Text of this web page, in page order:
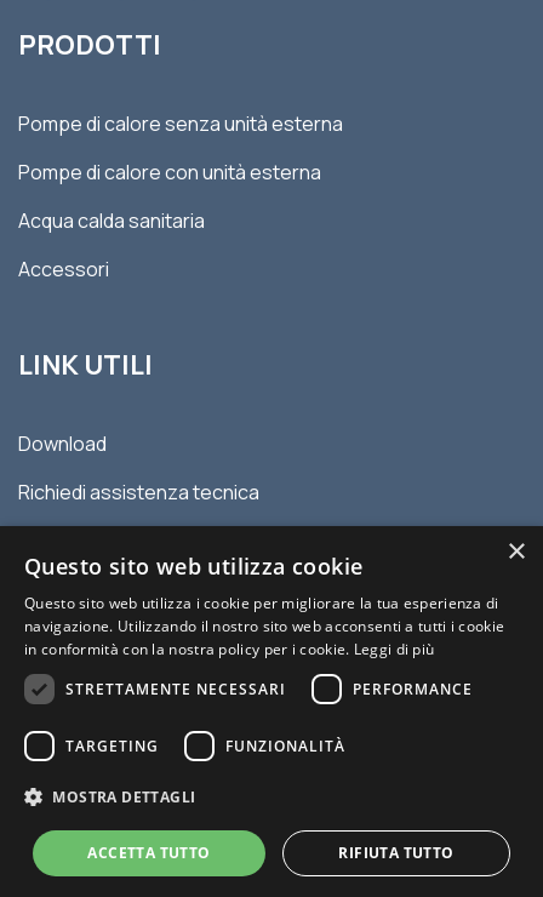
PRODOTTI
Pompe di calore senza unità esterna
Pompe di calore con unità esterna
Acqua calda sanitaria
Accessori
LINK UTILI
Download
Richiedi assistenza tecnica
Condizioni generali di vendita
© 2026 MYDATEC | P.IVA 00977120336 | Sito creato da Italia
Web Agency Milano
×
Questo sito web utilizza cookie
Questo sito web utilizza i cookie per migliorare la tua esperienza di
navigazione. Utilizzando il nostro sito web acconsenti a tutti i cookie
in conformità con la nostra policy per i cookie. Leggi di più
STRETTAMENTE NECESSARI
PERFORMANCE
TARGETING FUNZIONALITÀ
MOSTRA DETTAGLI
ACCETTA TUTTO RIFIUTA TUTTO